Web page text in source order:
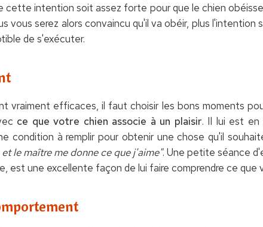
cette intention soit assez forte pour que le chien
vous serez alors convaincu qu'il va obéir, plus
de s'exécuter.
vraiment efficaces, il faut choisir les bons moments
ce que votre chien associe à un plaisir. Il lui est
condition à remplir pour obtenir une chose qu'il
le maître me donne ce que j'aime". Une petite séance
est une excellente façon de lui faire comprendre ce que